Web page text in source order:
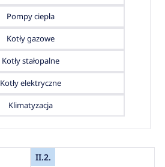
Pompy ciepła
Kotły gazowe
Kotły stałopalne
Kotły elektryczne
Klimatyzacja
II.2.